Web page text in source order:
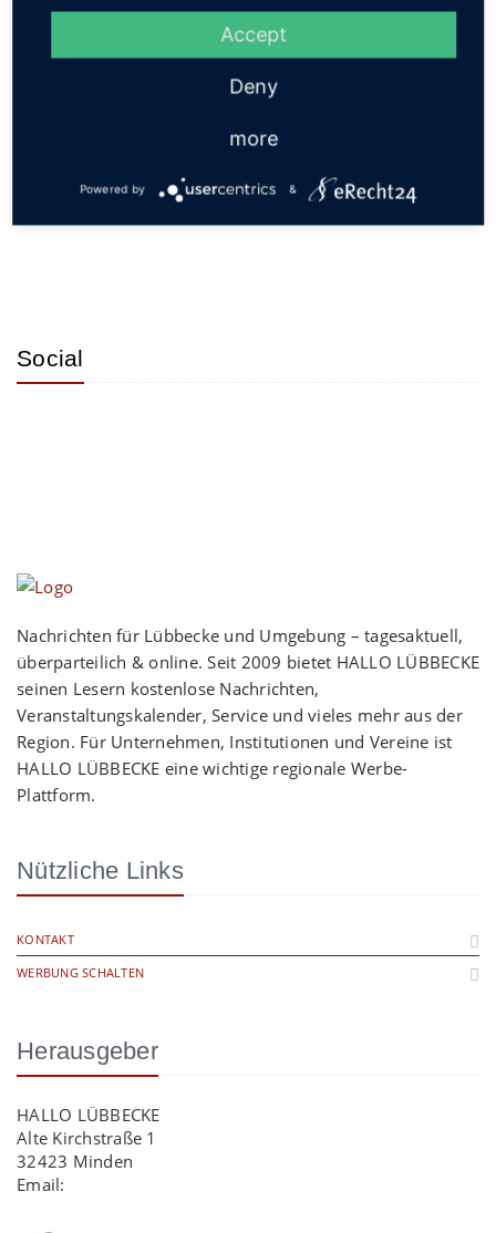
Ein bisher Unbekannter überfiel in den Morgenstunden des
Montags eine Spielhalle in Hille. Mit erbeutetem Bargeld
Service
Social
Nachrichten für Lübbecke und Umgebung – tagesaktuell,
überparteilich & online. Seit 2009 bietet HALLO LÜBBECKE
seinen Lesern kostenlose Nachrichten,
Veranstaltungskalender, Service und vieles mehr aus der
Region. Für Unternehmen, Institutionen und Vereine ist
HALLO LÜBBECKE eine wichtige regionale Werbe-
Plattform.
Nützliche Links
KONTAKT
WERBUNG SCHALTEN
Herausgeber
HALLO LÜBBECKE
Alte Kirchstraße 1
32423 Minden
Email:
Accept
Deny
more
Powered by &